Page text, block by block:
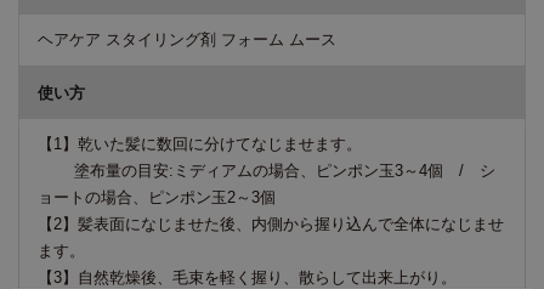
ヘアケア スタイリング剤 フォーム ムース
使い方
【1】乾いた髪に数回に分けてなじませます。
塗布量の目安:ミディアムの場合、ピンポン玉3～4個 / シ
ョートの場合、ピンポン玉2～3個
【2】髪表面になじませた後、内側から握り込んで全体になじませ
ます。
【3】自然乾燥後、毛束を軽く握り、散らして出来上がり。